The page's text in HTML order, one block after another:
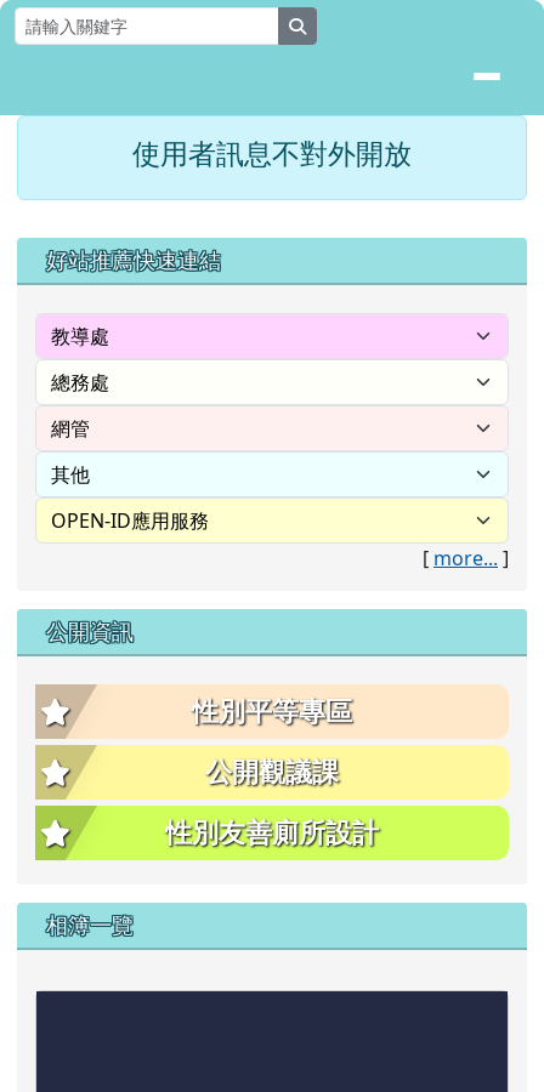
跳至主內容區
花蓮縣壽豐鄉月眉國民小學全球資
主內容區域使用者訊息不對外開放
左邊區域內容
好站推薦快速連結
[ more... ]
公開資訊
性別平等專區
公開觀議課
性別友善廁所設計
相簿一覽
頁尾區域